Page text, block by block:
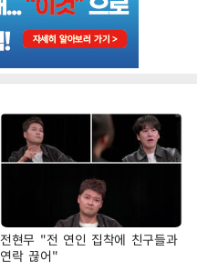
전현무 "전 연인 집착에 친구들과
연락 끊어"